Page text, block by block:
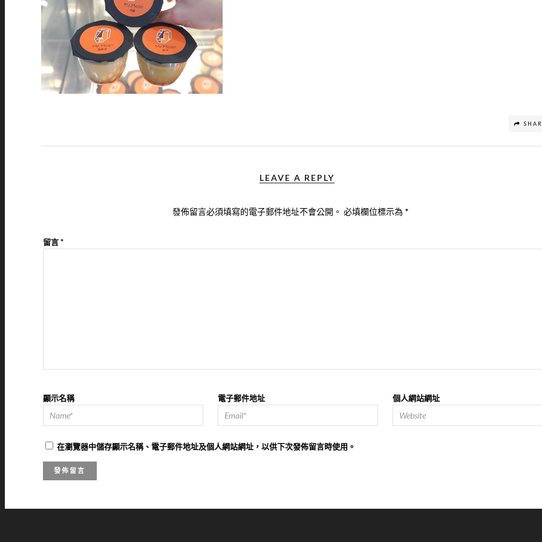
LEAVE A REPLY
發佈留言必須填寫的電子郵件地址不會公開。 必填欄位標示為 *
留言*
顯示名稱 電子郵件地址 個人網站網址
在瀏覽器中儲存顯示名稱、電子郵件地址及個人網站網址，以供下次發佈留言時使用。